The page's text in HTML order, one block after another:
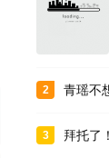
2 青瑶不
3 拜托了